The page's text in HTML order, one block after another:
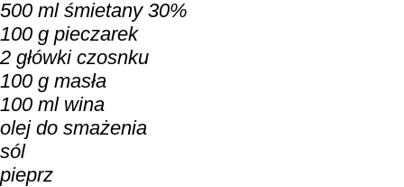
500 ml śmietany 30%
100 g pieczarek
2 główki czosnku
100 g masła
100 ml wina
olej do smażenia
sól
pieprz